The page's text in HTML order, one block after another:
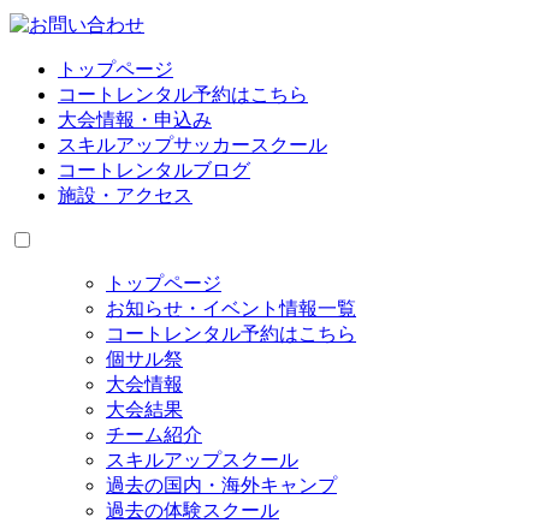
トップページ
コートレンタル予約はこちら
大会情報・申込み
スキルアップサッカースクール
コートレンタルブログ
施設・アクセス
トップページ
お知らせ・イベント情報一覧
コートレンタル予約はこちら
個サル祭
大会情報
大会結果
チーム紹介
スキルアップスクール
過去の国内・海外キャンプ
過去の体験スクール